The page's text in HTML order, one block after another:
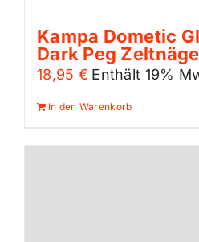
Kampa Dometic
Dark Peg
18,95 € Enthält 19%
In den Warenkorb